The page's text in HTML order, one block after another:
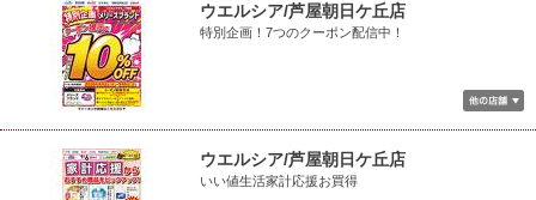
ウエルシア/芦屋朝日ケ丘店
特別企画！7つのクーポン配信中！
ウエルシア/芦屋朝日ケ丘店
いい値生活家計応援お買得